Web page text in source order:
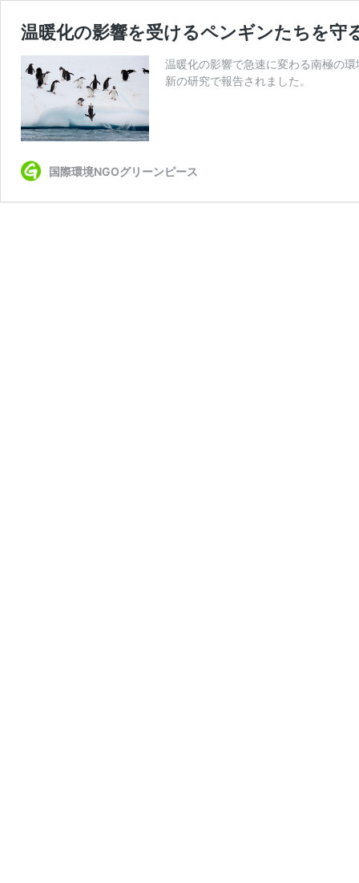
温暖化の影響を受けるペンギンたちを守
温暖化の影響で急速に変わる南極の
新の研究で報告されました。
国際環境NGOグリーンピース